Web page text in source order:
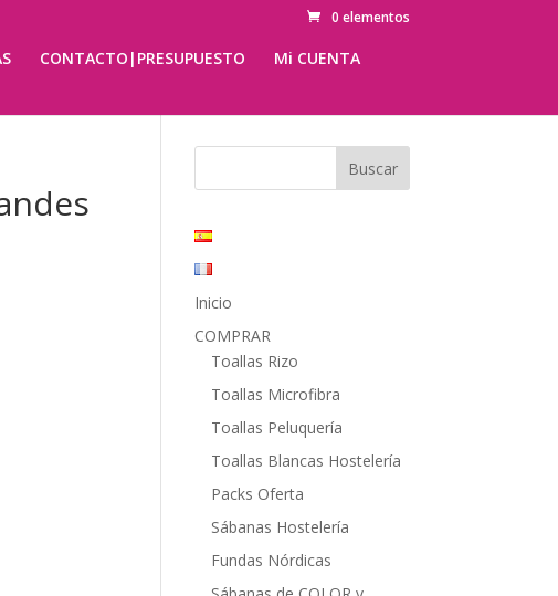
0 elementos
CONTACTO|PRESUPUESTO
Mi CUENTA
Inicio
COMPRAR
Toallas Rizo
Toallas Microfibra
Toallas Peluquería
Toallas Blancas Hostelería
Packs Oferta
Sábanas Hostelería
Fundas Nórdicas